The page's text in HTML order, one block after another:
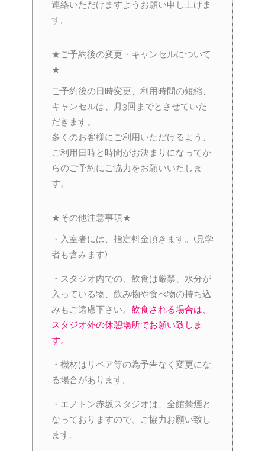
連絡いただけますようお願い申し上げま
す。
★ご予約後の変更・キャンセルについて
★
ご予約後の日時変更、利用時間の短縮、
キャンセルは、月3回までとさせていた
だきます。
多くのお客様にご利用いただけるよう、
ご利用日時と時間がお決まりになってか
らのご予約にご協力をお願いいたしま
す。
★その他注意事項★
・入室者には、指定料金頂きます。(見学
者も含みます)
・スタジオ内での、飲食は厳禁、水分が
入っている物、飲み物や食べ物の持ち込
みもご遠慮下さい。 飲食される場合は、
スタジオ外の休憩場所でお願い致しま
す。
・機材はリペア等の為予告なく変更にな
る場合があります。
・エノトン赤坂スタジオは、全館禁煙と
なっておりますので、ご協力お願い致し
ます。